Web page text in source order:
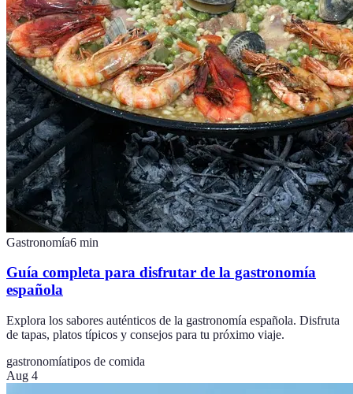
Gastronomía6 min
Guía completa para disfrutar de la gastronomía
española
Explora los sabores auténticos de la gastronomía española. Disfruta
de tapas, platos típicos y consejos para tu próximo viaje.
gastronomíatipos de comida
Aug 4